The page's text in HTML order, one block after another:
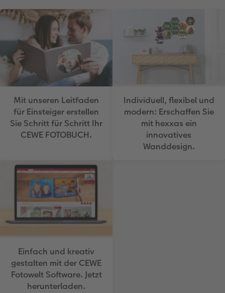
Mit unseren Leitfaden
für Einsteiger erstellen
Sie Schritt für Schritt Ihr
CEWE FOTOBUCH.
Individuell, flexibel und
modern: Erschaffen Sie
mit hexxas ein
innovatives
Wanddesign.
Einfach und kreativ
gestalten mit der CEWE
Fotowelt Software. Jetzt
herunterladen.